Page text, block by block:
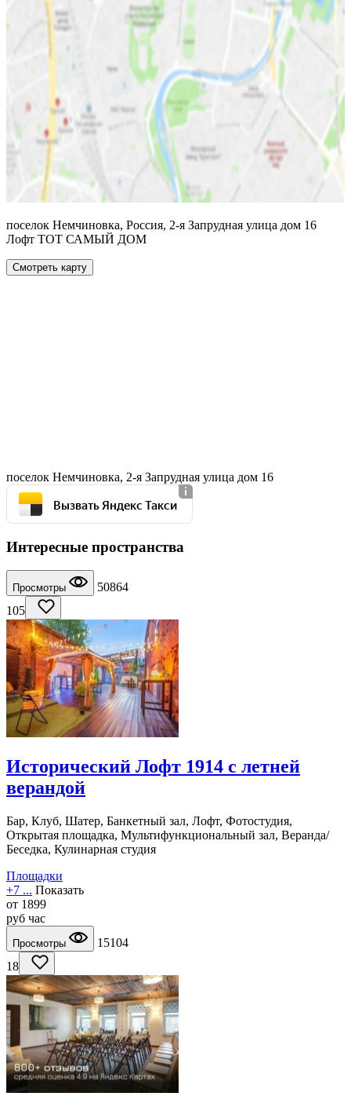
поселок Немчиновка, Россия, 2-я Запрудная улица дом 16
Лофт ТОТ САМЫЙ ДОМ
Смотреть карту
поселок Немчиновка, 2-я Запрудная улица дом 16
Вызвать Яндекс Такси
Интересные пространства
Просмотры
50864
105
Исторический Лофт 1914 с летней
верандой
Бар, Клуб, Шатер, Банкетный зал, Лофт, Фотостудия,
Открытая площадка, Мультифункциональный зал, Веранда/
Беседка, Кулинарная студия
Площадки
+7 ... Показать
от 1899
руб час
Просмотры
15104
18